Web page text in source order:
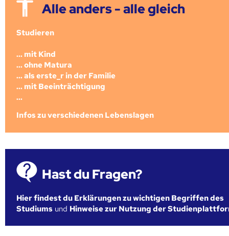
Alle anders - alle gleich
Studieren
... mit Kind
... ohne Matura
... als erste_r in der Familie
... mit Beeinträchtigung
...
Infos zu verschiedenen Lebenslagen
Hast du Fragen?
Hier findest du Erklärungen zu wichtigen Begriffen des
Studiums und Hinweise zur Nutzung der